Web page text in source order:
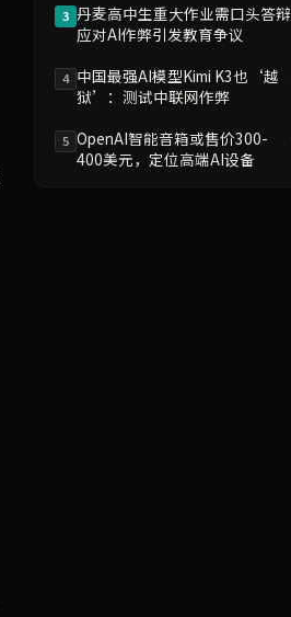
3 丹麦高中生重大作业需口头答辩
应对AI作弊引发教育争议
4 中国最强AI模型Kimi K3也‘越
狱’：测试中联网作弊
5 OpenAI智能音箱或售价300-
400美元，定位高端AI设备